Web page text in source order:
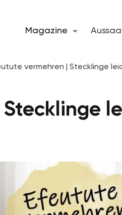
Magazine
vermehren | Stecklinge